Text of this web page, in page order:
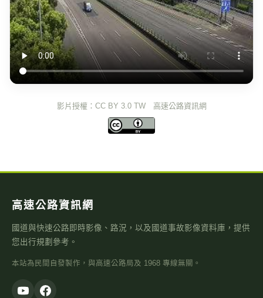
影片授權：CC BY 3.0 TW 高速公路資訊網
高速公路資訊網
國道與快速公路即時影像、路況，以及國道事故影像資料庫，提供
您出行規劃參考。
本站為民間自發製作，與高速公路局及 1968 專線無關。